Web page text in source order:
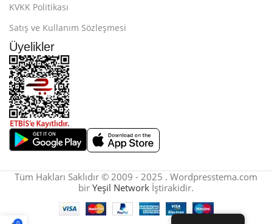
KVKK Politikası
Satış ve Kullanım Sözleşmesi
Üyelikler
Tüm Hakları Saklıdır © 2009 - 2025 . Wordpresstema.com
bir Yeşil Network İştirakidir.